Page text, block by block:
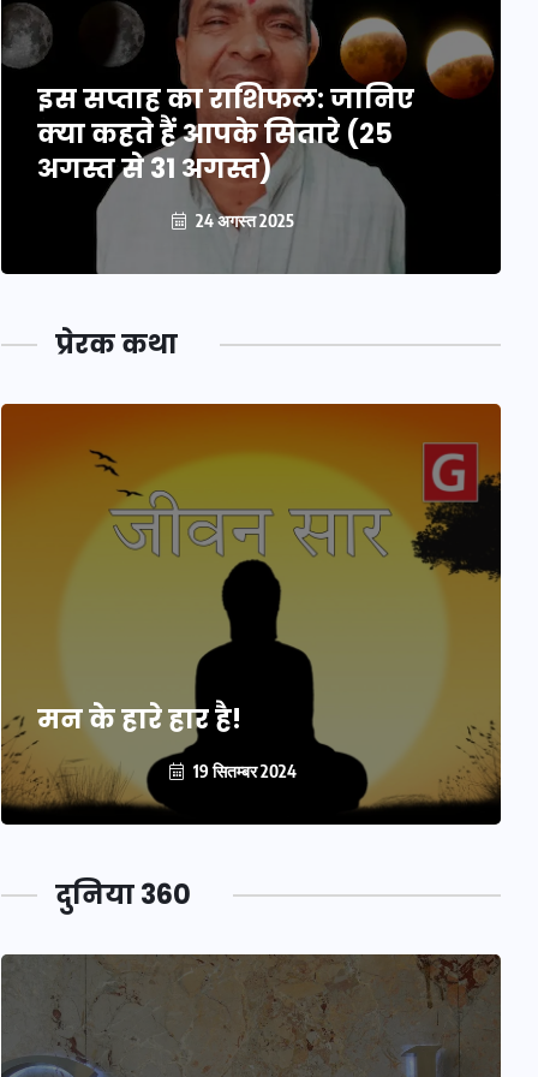
इस सप्ताह का राशिफल: जानिए
क्या कहते हैं आपके सितारे (25
अगस्त से 31 अगस्त)
24 अगस्त 2025
प्रेरक कथा
मन के हारे हार है!
19 सितम्बर 2024
दुनिया 360